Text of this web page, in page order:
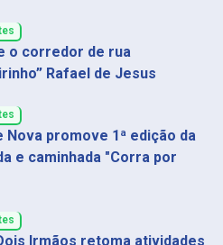
o corredor de rua
Rafael de Jesus
Nova promove 1ª edição da
e caminhada "Corra por
Irmãos retoma atividades